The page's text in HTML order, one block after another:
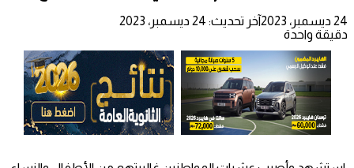
24 ديسمبر، 2023
آخر تحديث: 24 ديسمبر، 2023
دقيقة واحدة